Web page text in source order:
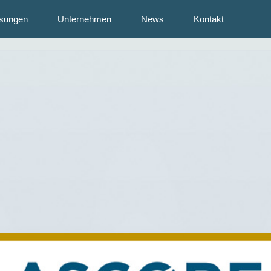
Unternehmen News Kontakt